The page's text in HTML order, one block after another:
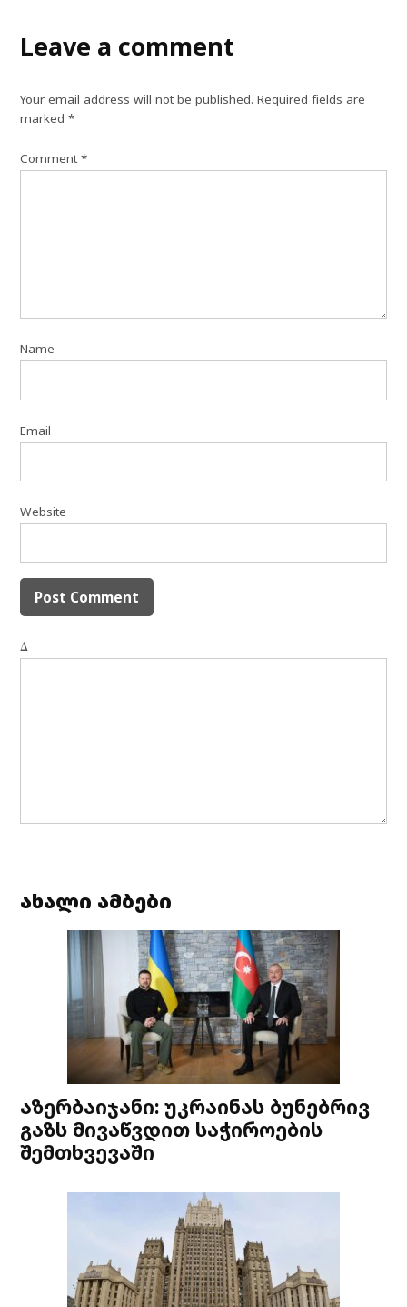
Leave a comment
Your email address will not be published. Required fields are
marked*
Comment*
Name
Email
Website
Δ
ახალი ამბები
აზერბაიჯანი: უკრაინას ბუნებრივ
გაზს მივაწვდით საჭიროების
შემთხვევაში